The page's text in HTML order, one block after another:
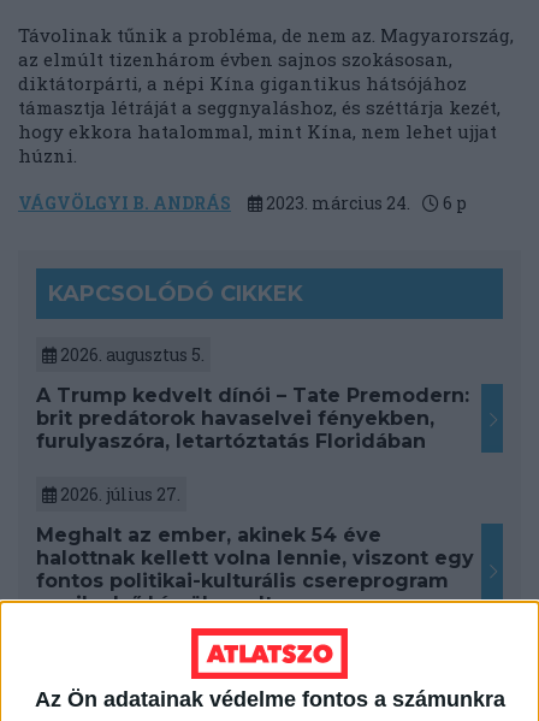
Az Ön adatainak védelme fontos a számunkra
Távolinak tűnik a probléma, de nem az. Magyarország,
az elmúlt tizenhárom évben sajnos szokásosan,
diktátorpárti, a népi Kína gigantikus hátsójához
támasztja létráját a seggnyaláshoz, és széttárja kezét,
hogy ekkora hatalommal, mint Kína, nem lehet ujjat
húzni.
VÁGVÖLGYI B. ANDRÁS 2023. március 24. 6 p
KAPCSOLÓDÓ CIKKEK
2026. augusztus 5.
A Trump kedvelt dínói – Tate Premodern:
brit predátorok havaselvei fényekben,
furulyaszóra, letartóztatás Floridában
2026. július 27.
Meghalt az ember, akinek 54 éve
halottnak kellett volna lennie, viszont egy
fontos politikai-kulturális csereprogram
egyik első hírnöke volt
Trump népe – váratlanul és amerikai